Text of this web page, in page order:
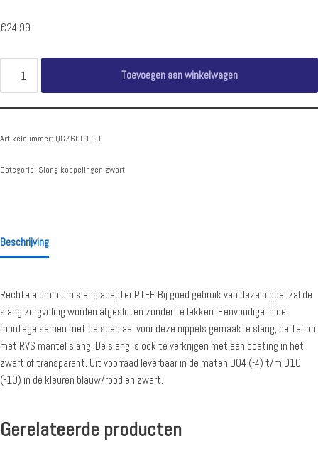
€24.99
Toevoegen aan winkelwagen
Artikelnummer: QGZ6001-10
Categorie: Slang koppelingen zwart
Beschrijving
Rechte aluminium slang adapter PTFE Bij goed gebruik van deze nippel zal de
slang zorgvuldig worden afgesloten zonder te lekken. Eenvoudige in de
montage samen met de speciaal voor deze nippels gemaakte slang, de Teflon
met RVS mantel slang. De slang is ook te verkrijgen met een coating in het
zwart of transparant. Uit voorraad leverbaar in de maten D04 (-4) t/m D10
(-10) in de kleuren blauw/rood en zwart.
Gerelateerde producten